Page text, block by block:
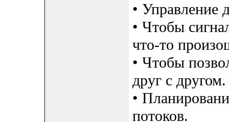
• Управление
• Чтобы
что-то
• Чтобы
друг с другом.
•
потоков.